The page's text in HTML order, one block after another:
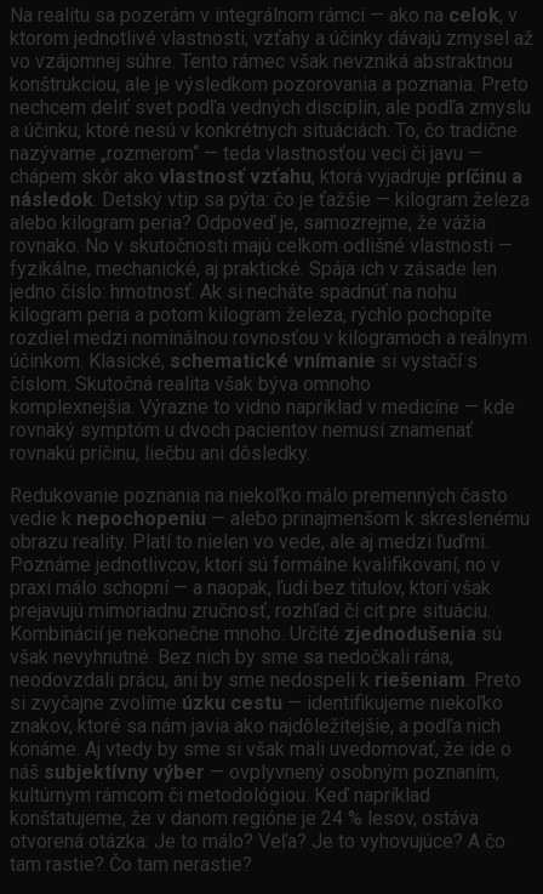
Na realitu sa pozerám v integrálnom rámci — ako na celok, v
ktorom jednotlivé vlastnosti, vzťahy a účinky dávajú zmysel až
vo vzájomnej súhre. Tento rámec však nevzniká abstraktnou
konštrukciou, ale je výsledkom pozorovania a poznania. Preto
nechcem deliť svet podľa vedných disciplín, ale podľa zmyslu
a účinku, ktoré nesú v konkrétnych situáciách. To, čo tradične
nazývame „rozmerom“ — teda vlastnosťou veci či javu —
chápem skôr ako vlastnosť vzťahu, ktorá vyjadruje príčinu a
následok. Detský vtip sa pýta: čo je ťažšie — kilogram železa
alebo kilogram peria? Odpoveď je, samozrejme, že vážia
rovnako. No v skutočnosti majú celkom odlišné vlastnosti —
fyzikálne, mechanické, aj praktické. Spája ich v zásade len
jedno číslo: hmotnosť. Ak si necháte spadnúť na nohu
kilogram peria a potom kilogram železa, rýchlo pochopíte
rozdiel medzi nominálnou rovnosťou v kilogramoch a reálnym
účinkom. Klasické, schematické vnímanie si vystačí s
číslom. Skutočná realita však býva omnoho
komplexnejšia. Výrazne to vidno napríklad v medicíne — kde
rovnaký symptóm u dvoch pacientov nemusí znamenať
rovnakú príčinu, liečbu ani dôsledky.
Redukovanie poznania na niekoľko málo premenných často
vedie k nepochopeniu — alebo prinajmenšom k skreslenému
obrazu reality. Platí to nielen vo vede, ale aj medzi ľuďmi.
Poznáme jednotlivcov, ktorí sú formálne kvalifikovaní, no v
praxi málo schopní — a naopak, ľudí bez titulov, ktorí však
prejavujú mimoriadnu zručnosť, rozhľad či cit pre situáciu.
Kombinácií je nekonečne mnoho. Určité zjednodušenia sú
však nevyhnutné. Bez nich by sme sa nedočkali rána,
neodovzdali prácu, ani by sme nedospeli k riešeniam. Preto
si zvyčajne zvolíme úzku cestu — identifikujeme niekoľko
znakov, ktoré sa nám javia ako najdôležitejšie, a podľa nich
konáme. Aj vtedy by sme si však mali uvedomovať, že ide o
náš subjektívny výber — ovplyvnený osobným poznaním,
kultúrnym rámcom či metodológiou. Keď napríklad
konštatujeme, že v danom regióne je 24 % lesov, ostáva
otvorená otázka: Je to málo? Veľa? Je to vyhovujúce? A čo
tam rastie? Čo tam nerastie?